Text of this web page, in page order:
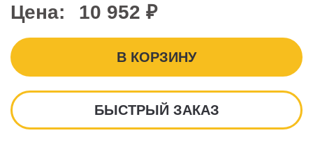
Цена: 10 952 ₽
В КОРЗИНУ
БЫСТРЫЙ ЗАКАЗ